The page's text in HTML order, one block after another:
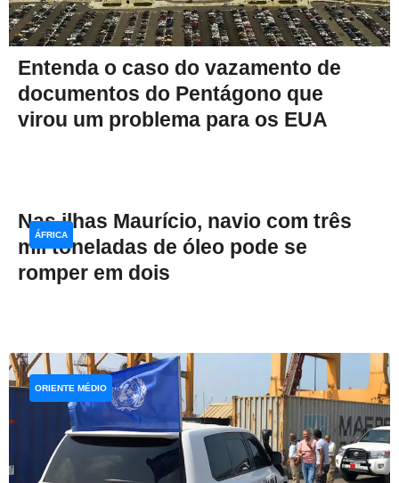
Entenda o caso do vazamento de
documentos do Pentágono que
virou um problema para os EUA
Nas ilhas Maurício, navio com três
mil toneladas de óleo pode se
romper em dois
ÁFRICA
ORIENTE MÉDIO